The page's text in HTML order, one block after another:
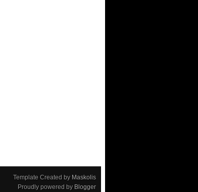
Template Created by Maskolis
Proudly powered by Blogger